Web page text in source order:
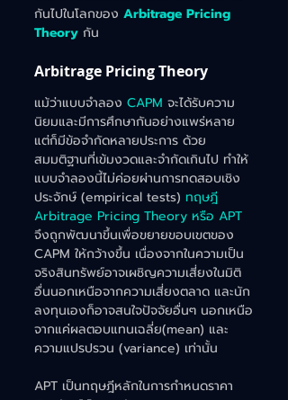
กันไปในโลกของ Arbitrage Pricing
Theory กัน
Arbitrage Pricing Theory
แม้ว่าแบบจำลอง CAPM จะได้รับความ
นิยมและมีการศึกษากันอย่างแพร่หลาย
แต่ก็มีข้อจำกัดหลายประการ ด้วย
สมมติฐานที่เข้มงวดและจำกัดเกินไป ทำให้
แบบจำลองนี้ไม่ค่อยผ่านการทดสอบเชิง
ประจักษ์ (empirical tests) ทฤษฎี
Arbitrage Pricing Theory หรือ APT
จึงถูกพัฒนาขึ้นเพื่อขยายขอบเขตของ
CAPM ให้กว้างขึ้น เนื่องจากในความเป็น
จริงสินทรัพย์อาจเผชิญความเสี่ยงในมิติ
อื่นนอกเหนือจากความเสี่ยงตลาด และนัก
ลงทุนเองก็อาจสนใจปัจจัยอื่นๆ นอกเหนือ
จากแค่ผลตอบแทนเฉลี่ย(mean) และ
ความแปรปรวน (variance) เท่านั้น
APT เป็นทฤษฎีหลักในการกำหนดราคา